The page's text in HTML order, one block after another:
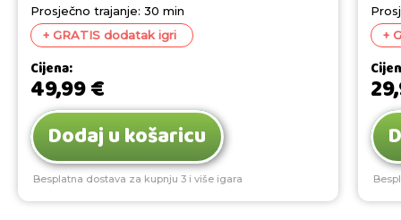
Prosječno trajanje: 30 min
+ GRATIS dodatak igri
Cijena:
49,99€
Dodaj u košaricu
Besplatna dostava za kupnju 3 i više igara
+